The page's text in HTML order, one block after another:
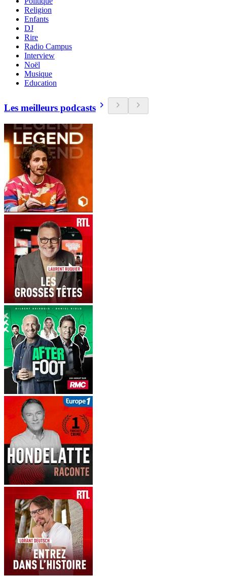
Religion
Enfants
DJ
Rire
Radio Campus
Interview
Noël
Musique
Education
Les meilleurs podcasts